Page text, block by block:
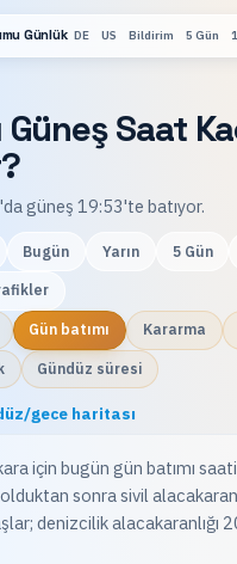
Günlük DE US Bildirim 5 Gün
Güneş Saat
güneş 19:53'te batıyor.
Bugün Yarın 5 Gün
Gün batımı Kararma
Gündüz süresi
gece haritası
için bugün gün batımı
sonra sivil
denizcilik alacakaranlığı